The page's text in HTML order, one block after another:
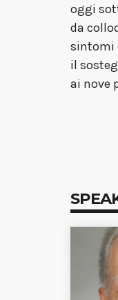
oggi
da
sintomi
il
ai nove